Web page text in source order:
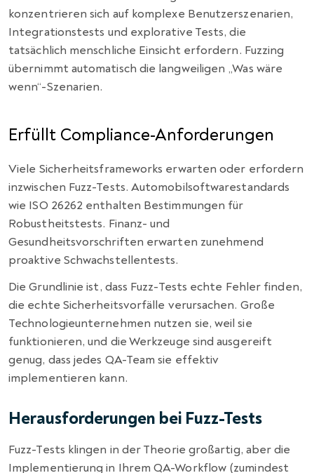
konzentrieren sich auf komplexe Benutzerszenarien,
Integrationstests und explorative Tests, die
tatsächlich menschliche Einsicht erfordern. Fuzzing
übernimmt automatisch die langweiligen „Was wäre
wenn“-Szenarien.
Erfüllt Compliance-Anforderungen
Viele Sicherheitsframeworks erwarten oder erfordern
inzwischen Fuzz-Tests. Automobilsoftwarestandards
wie ISO 26262 enthalten Bestimmungen für
Robustheitstests. Finanz- und
Gesundheitsvorschriften erwarten zunehmend
proaktive Schwachstellentests.
Die Grundlinie ist, dass Fuzz-Tests echte Fehler finden,
die echte Sicherheitsvorfälle verursachen. Große
Technologieunternehmen nutzen sie, weil sie
funktionieren, und die Werkzeuge sind ausgereift
genug, dass jedes QA-Team sie effektiv
implementieren kann.
Herausforderungen bei Fuzz-Tests
Fuzz-Tests klingen in der Theorie großartig, aber die
Implementierung in Ihrem QA-Workflow (zumindest